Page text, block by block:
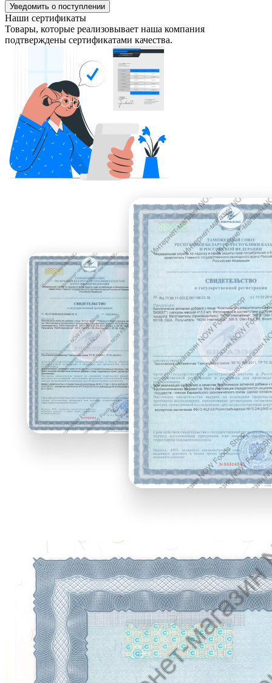
Уведомить о поступлении
Наши сертификаты
Товары, которые реализовывает наша компания
подтверждены сертификатами качества.